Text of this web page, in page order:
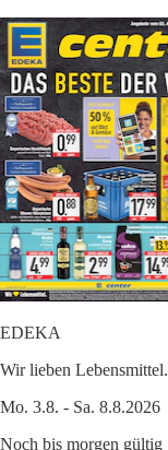
EDEKA
Wir lieben Lebensmittel.
Mo. 3.8. - Sa. 8.8.2026
Noch bis morgen gültig